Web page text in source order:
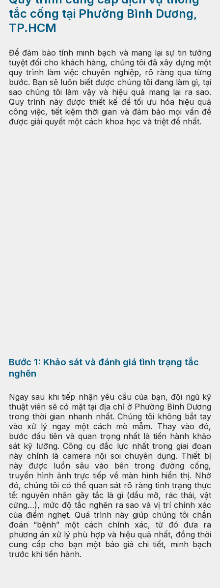
tắc cống tại Phường Bình Dương,
TP.HCM
Để đảm bảo tính minh bạch và mang lại sự tin tưởng
tuyệt đối cho khách hàng, chúng tôi đã xây dựng một
quy trình làm việc chuyên nghiệp, rõ ràng qua từng
bước. Bạn sẽ luôn biết được chúng tôi đang làm gì, tại
sao chúng tôi làm vậy và hiệu quả mang lại ra sao.
Quy trình này được thiết kế để tối ưu hóa hiệu quả
công việc, tiết kiệm thời gian và đảm bảo mọi vấn đề
được giải quyết một cách khoa học và triệt để nhất.
Bước 1: Khảo sát và đánh giá tình trạng tắc
nghẽn
Ngay sau khi tiếp nhận yêu cầu của bạn, đội ngũ kỹ
thuật viên sẽ có mặt tại địa chỉ ở Phường Bình Dương
trong thời gian nhanh nhất. Chúng tôi không bắt tay
vào xử lý ngay một cách mò mẫm. Thay vào đó,
bước đầu tiên và quan trọng nhất là tiến hành khảo
sát kỹ lưỡng. Công cụ đắc lực nhất trong giai đoạn
này chính là camera nội soi chuyên dụng. Thiết bị
này được luồn sâu vào bên trong đường cống,
truyền hình ảnh trực tiếp về màn hình hiển thị. Nhờ
đó, chúng tôi có thể quan sát rõ ràng tình trạng thực
tế: nguyên nhân gây tắc là gì (dầu mỡ, rác thải, vật
cứng…), mức độ tắc nghẽn ra sao và vị trí chính xác
của điểm nghẹt. Quá trình này giúp chúng tôi chẩn
đoán “bệnh” một cách chính xác, từ đó đưa ra
phương án xử lý phù hợp và hiệu quả nhất, đồng thời
cung cấp cho bạn một báo giá chi tiết, minh bạch
trước khi tiến hành.